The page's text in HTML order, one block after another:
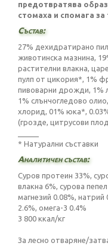
предотвратява
стомаха и спомага
Състав:
27% дехидратирано
животинска мазнина,
растителни влакна,
пулп от цикория*, 1%
пивоварни дрожди, 1%
1% слънчогледово
хлорид, 01% юка*,
(грозде, цитрусови
* Натурални съставки
Аналитичен състав:
Суров протеин 33%,
влакна 6%, сурова
магнезий 0.08%, натрий
2.6%, омега-3 0.4%
3 800 ккал/кг
За лесно отваряне/